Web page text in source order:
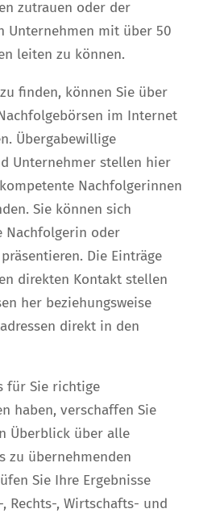
zutrauen oder der
Unternehmen mit über 50
leiten zu können.
finden, können Sie über
im Internet
Übergabewillige
Unternehmer stellen hier
Nachfolgerinnen
Sie können sich
Nachfolgerin oder
Die Einträge
direkten Kontakt stellen
her beziehungsweise
direkt in den
für Sie richtige
haben, verschaffen Sie
Überblick über alle
zu übernehmenden
Sie Ihre Ergebnisse
Rechts-, Wirtschafts- und